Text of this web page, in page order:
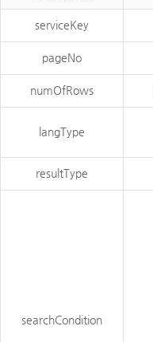
serviceKey
pageNo
numOfRows
langType
resultType
searchCondition